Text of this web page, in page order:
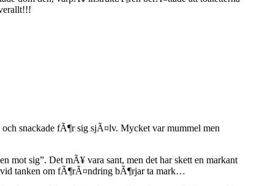
snackade fÃ¶r sig sjÃ¤lv. Mycket var mummel men
mot sig”. Det mÃ¥ vara sant, men det har skett en markant
tanken om fÃ¶rÃ¤ndring bÃ¶rjar ta mark…